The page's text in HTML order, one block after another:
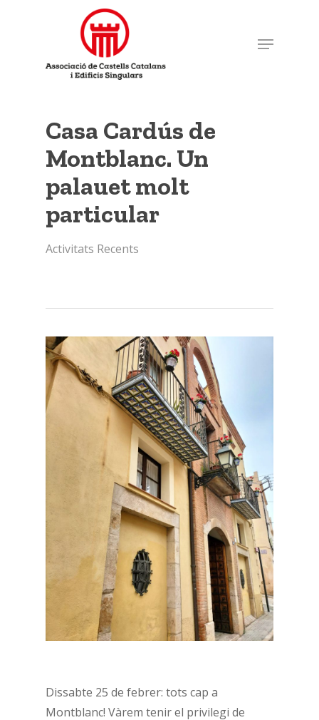
Menu
Casa Cardús de
Montblanc. Un
palauet molt
particular
Activitats Recents
Dissabte 25 de febrer: tots cap a
Montblanc! Vàrem tenir el privilegi de